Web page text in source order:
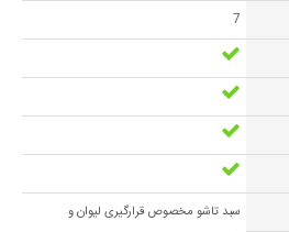
7
سبد تاشو مخصوص قرارگیری لیوان و